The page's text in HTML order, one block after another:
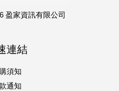
盈家資訊有限公司
連結
須知
通知